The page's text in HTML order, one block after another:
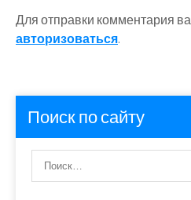
Для отправки комментария
авторизоваться.
Поиск по сайту